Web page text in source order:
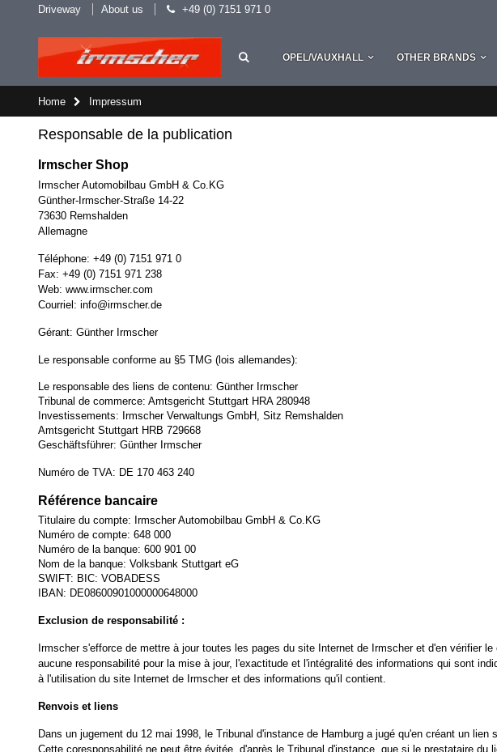
Driveway About us +49 (0) 7151 971 0
OPEL/VAUXHALL OTHER BRANDS
Home Impressum
Responsable de la publication
Irmscher Shop
Irmscher Automobilbau GmbH & Co.KG
Günther-Irmscher-Straße 14-22
73630 Remshalden
Allemagne
Téléphone: +49 (0) 7151 971 0
Fax: +49 (0) 7151 971 238
Web: www.irmscher.com
Courriel: info@irmscher.de
Gérant: Günther Irmscher
Le responsable conforme au §5 TMG (lois allemandes):
Le responsable des liens de contenu: Günther Irmscher
Tribunal de commerce: Amtsgericht Stuttgart HRA 280948
Investissements: Irmscher Verwaltungs GmbH, Sitz Remshalden
Amtsgericht Stuttgart HRB 729668
Geschäftsführer: Günther Irmscher
Numéro de TVA: DE 170 463 240
Référence bancaire
Titulaire du compte: Irmscher Automobilbau GmbH & Co.KG
Numéro de compte: 648 000
Numéro de la banque: 600 901 00
Nom de la banque: Volksbank Stuttgart eG
SWIFT: BIC: VOBADESS
IBAN: DE08600901000000648000
Exclusion de responsabilité :
Irmscher s'efforce de mettre à jour toutes les pages du site Internet de Irmscher et d'en vérifier
aucune responsabilité pour la mise à jour, l'exactitude et l'intégralité des informations qui sont
à l'utilisation du site Internet de Irmscher et des informations qu'il contient.
Renvois et liens
Dans un jugement du 12 mai 1998, le Tribunal d'instance de Hamburg a jugé qu'en créant un
Cette coresponsabilité ne peut être évitée, d'après le Tribunal d'instance, que si le prestataire